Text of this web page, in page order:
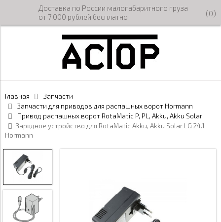
Доставка по России малогабаритного груза
от 7.000 рублей бесплатно!
(0)
Главная
Запчасти
Запчасти для приводов для распашных ворот Hormann
Привод распашных ворот RotaMatic P, PL, Akku, Akku Solar
Зарядное устройство для RotaMatic Akku, Akku Solar LG 24.1
Hormann